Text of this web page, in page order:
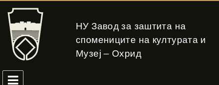
НУ Завод за заштита на
спомениците на културата и
Музеј – Охрид